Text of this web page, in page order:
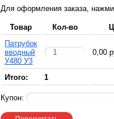
Для оформления заказа,
Товар Кол-во
Патрубок
вводный
У480 У3
0,00
Итого: 1
Купон: